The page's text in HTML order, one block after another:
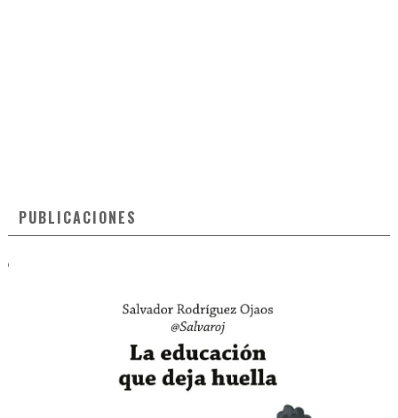
PUBLICACIONES